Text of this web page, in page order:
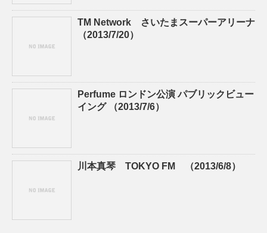
TM Network さいたまスーパーアリーナ
（2013/7/20）
Perfume ロンドン公演 パブリックビュー
イング （2013/7/6）
川本真琴 TOKYO FM （2013/6/8）